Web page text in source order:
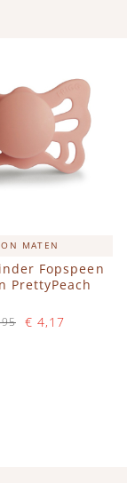
MATEN
Fopspeen
PrettyPeach
€ 4,17